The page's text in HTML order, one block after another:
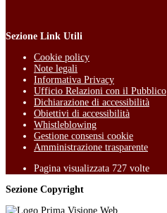
Sezione Link Utili
Cookie policy
Note legali
Informativa Privacy
Ufficio Relazioni con il Pubblico
Dichiarazione di accessibilità
Obiettivi di accessibilità
Whistleblowing
Gestione consensi cookie
Amministrazione trasparente
Pagina visualizzata 727 volte
Sezione Copyright